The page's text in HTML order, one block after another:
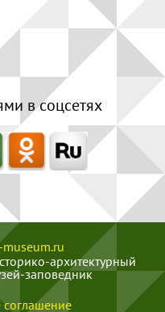
в соцсетях
архитектурный
соглашение